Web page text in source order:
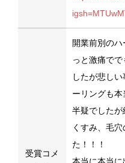
受賞コメ
開業前別の
っと激痛で
したが悲し
ーリングも
半疑でしたが
くすみ、毛
た！！！